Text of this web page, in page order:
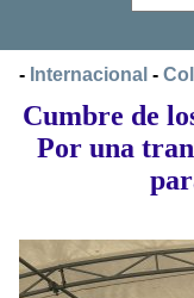
- Internacional -
Cumbre de
Por una